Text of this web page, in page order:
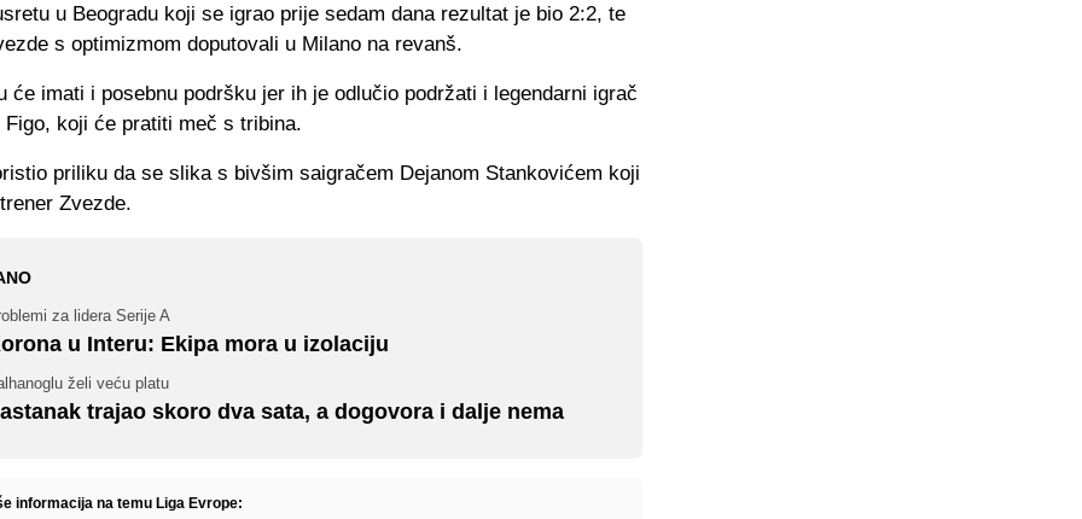
u Beogradu koji se igrao prije sedam dana rezultat je bio 2:2, te
s optimizmom doputovali u Milano na revanš.
će imati i posebnu podršku jer ih je odlučio podržati i legendarni igrač
Figo, koji će pratiti meč s tribina.
priliku da se slika s bivšim saigračem Dejanom Stankovićem koji
Zvezde.
za lidera Serije A
u Interu: Ekipa mora u izolaciju
želi veću platu
trajao skoro dva sata, a dogovora i dalje nema
informacija na temu Liga Evrope: